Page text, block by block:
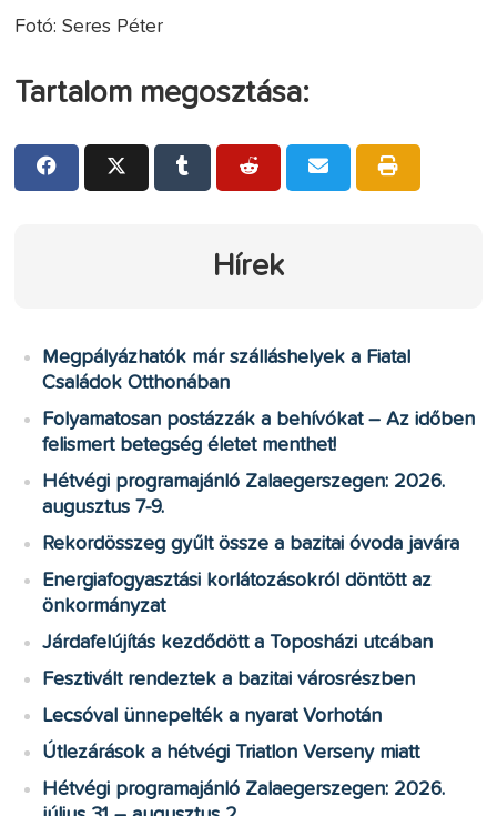
Fotó: Seres Péter
Tartalom megosztása:
Hírek
Megpályázhatók már szálláshelyek a Fiatal
Családok Otthonában
Folyamatosan postázzák a behívókat – Az időben
felismert betegség életet menthet!
Hétvégi programajánló Zalaegerszegen: 2026.
augusztus 7-9.
Rekordösszeg gyűlt össze a bazitai óvoda javára
Energiafogyasztási korlátozásokról döntött az
önkormányzat
Járdafelújítás kezdődött a Toposházi utcában
Fesztivált rendeztek a bazitai városrészben
Lecsóval ünnepelték a nyarat Vorhotán
Útlezárások a hétvégi Triatlon Verseny miatt
Hétvégi programajánló Zalaegerszegen: 2026.